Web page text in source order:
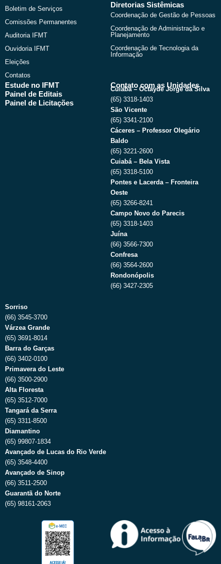
Boletim de Serviços
Comissões Permanentes
Auditoria IFMT
Ouvidoria IFMT
Eleições
Contatos
Diretorias Sistêmicas
Coordenação de Gestão de Pessoas
Coordenação de Administração e
Planejamento
Coordenação de Tecnologia da
Informação
Estude no IFMT
Painel de Editais
Painel de Licitações
Contato com as Unidades
Cuiabá – Octayde Jorge da Silva
(65) 3318-1403
São Vicente
(65) 3341-2100
Cáceres – Professor Olegário
Baldo
(65) 3221-2600
Cuiabá – Bela Vista
(65) 3318-5100
Pontes e Lacerda – Fronteira
Oeste
(65) 3266-8241
Campo Novo do Parecis
(65) 3318-1403
Juína
(66) 3566-7300
Confresa
(66) 3564-2600
Rondonópolis
(66) 3427-2305
Sorriso
(66) 3545-3700
Várzea Grande
(65) 3691-8014
Barra do Garças
(66) 3402-0100
Primavera do Leste
(66) 3500-2900
Alta Floresta
(65) 3512-7000
Tangará da Serra
(65) 3311-8500
Diamantino
(65) 99807-1834
Avançado de Lucas do Rio Verde
(65) 3548-4400
Avançado de Sinop
(66) 3511-2500
Guarantã do Norte
(65) 98161-2063